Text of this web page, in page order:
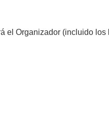
el Organizador (incluido los